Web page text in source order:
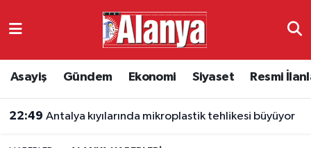
Asayiş Gündem Ekonomi Siyaset Resmi
22:49 Antalya kıyılarında mikroplastik tehlikesi büyüyor
Ekonomi
Antalya Namaz Vakitleri